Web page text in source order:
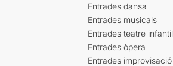
Entrades dansa
Entrades musicals
Entrades teatre infantil
Entrades òpera
Entrades improvisació